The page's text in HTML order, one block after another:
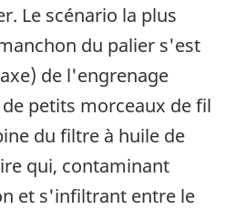
Le scénario la plus
du palier s'est
de l'engrenage
petits morceaux de fil
du filtre à huile de
qui, contaminant
et s'infiltrant entre le